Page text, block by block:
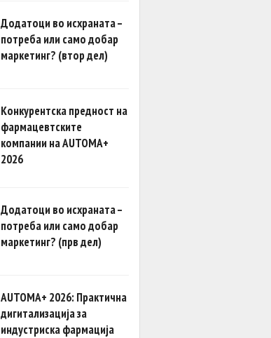
Додатоци во исхраната –
потреба или само добар
маркетинг? (втор дел)
Конкурентска предност на
фармацевтските
компании на AUTOMA+
2026
Додатоци во исхраната –
потреба или само добар
маркетинг? (прв дел)
AUTOMA+ 2026: Практична
дигитализација за
индустриска фармација